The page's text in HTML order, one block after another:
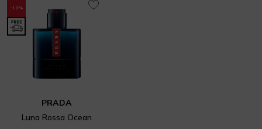
-10%
PRADA
Luna Rossa Ocean